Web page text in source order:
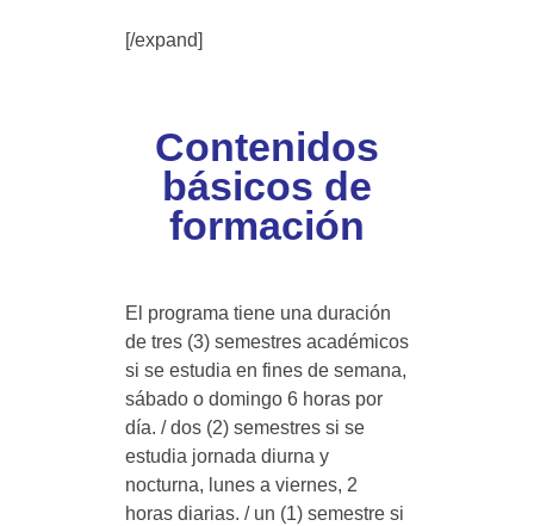
[/expand]
Contenidos
básicos de
formación
El programa tiene una duración
de tres (3) semestres académicos
si se estudia en fines de semana,
sábado o domingo 6 horas por
día. / dos (2) semestres si se
estudia jornada diurna y
nocturna, lunes a viernes, 2
horas diarias. / un (1) semestre si